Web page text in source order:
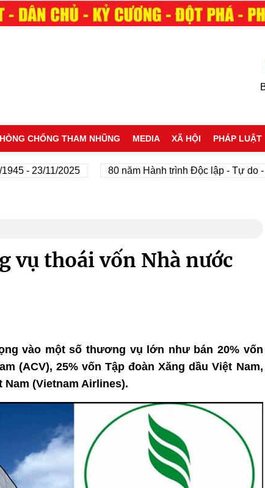
CHỐNG THAM NHŨNG MEDIA XÃ HỘI PHÁP LUẬT
- 23/11/2025 80 năm Hành trình Độc lập - Tự do -
vụ thoái vốn Nhà nước
vào một số thương vụ lớn như bán 20% vốn
(ACV), 25% vốn Tập đoàn Xăng dầu Việt Nam,
(Vietnam Airlines).